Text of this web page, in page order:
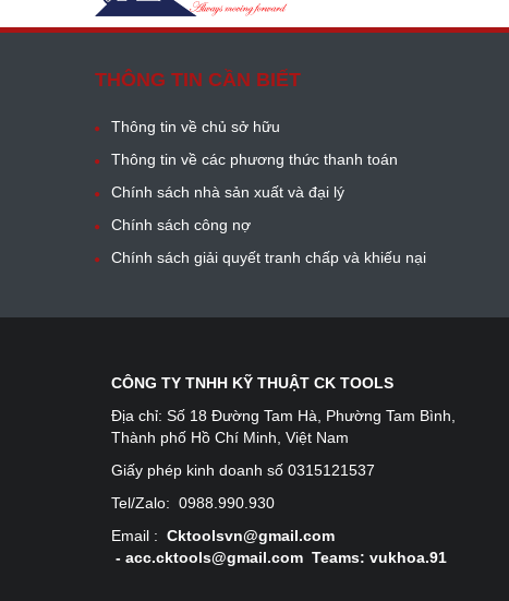
THÔNG TIN CẦN BIẾT
Thông tin về chủ sở hữu
Thông tin về các phương thức thanh toán
Chính sách nhà sản xuất và đại lý
Chính sách công nợ
Chính sách giải quyết tranh chấp và khiếu nại
CÔNG TY TNHH KỸ THUẬT CK TOOLS
Địa chỉ: Số 18 Đường Tam Hà, Phường Tam Bình,
Thành phố Hồ Chí Minh, Việt Nam
Giấy phép kinh doanh số 0315121537
Tel/Zalo: 0988.990.930
Email : Cktoolsvn@gmail.com
- acc.cktools@gmail.com Teams: vukhoa.91